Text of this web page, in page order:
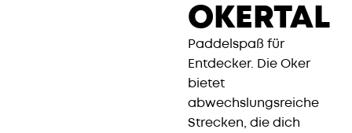
OKERTAL
Paddelspaß für
Entdecker. Die Oker
bietet
abwechslungsreiche
Strecken, die dich